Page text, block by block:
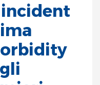
incident